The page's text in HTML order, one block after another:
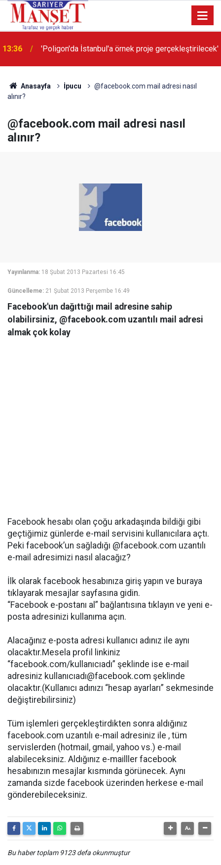
13:36 'Poligon'da İstanbul'a örnek proje gerçekleştirilecek'
Anasayfa İpucu
@facebook.com mail adresi nasıl
alınır?
@facebook.com mail adresi nasıl
alınır?
Yayınlanma: 18 Şubat 2013 Pazartesi 16:45
Güncelleme: 21 Şubat 2013 Perşembe 16:49
Facebook'un dağıttığı mail adresine sahip
olabilirsiniz, @facebook.com uzantılı mail adresi
almak çok kolay
Facebook hesabı olan çoğu arkadaşında bildiği gibi
geçtiğimiz günlerde e-mail servisini kullanıcılara açtı.
Peki facebook’un sağladığı @facebook.com uzantılı
e-mail adresimizi nasıl alacağız?
İlk olarak facebook hesabınıza giriş yapın ve buraya
tıklayarak mesajlar sayfasına gidin.
“Facebook e-postanı al” bağlantısına tıklayın ve yeni e-
posta adresinizi kullanıma açın.
Alacağınız e-posta adresi kullanıcı adınız ile aynı
olacaktır.Mesela profil linkiniz
“facebook.com/kullanıcıadı” şeklinde ise e-mail
adresiniz kullanıcıadı@facebook.com şeklinde
olacaktır.(Kullanıcı adınızı “hesap ayarları” sekmesinde
değiştirebilirsiniz)
Tüm işlemleri gerçekleştirdikten sonra aldığınız
facebook.com uzantılı e-mail adresiniz ile , tüm
servislerden (hotmail, gmail, yahoo vs.) e-mail
alabileceksiniz. Aldığınız e-mailller facebook
hesabınızın mesajlar kısmında görünecek. Aynı
zamanda sizde facebook üzerinden herkese e-mail
gönderebileceksiniz.
Bu haber toplam 9123 defa okunmuştur